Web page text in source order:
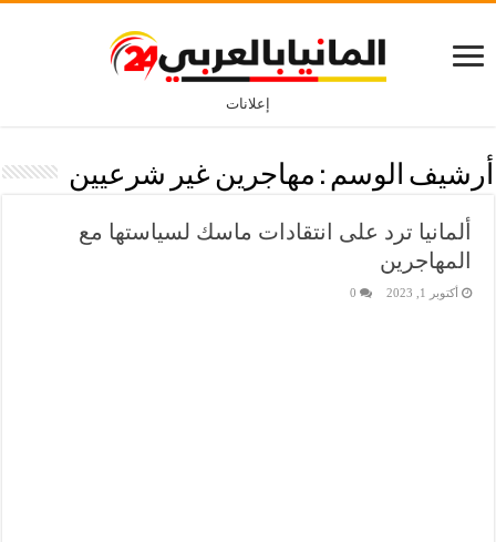
إعلانات
أرشيف الوسم : مهاجرين غير شرعيين
ألمانيا ترد على انتقادات ماسك لسياستها مع
المهاجرين
أكتوبر 1, 2023 0